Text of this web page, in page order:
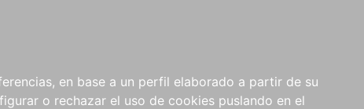
en base a un perfil elaborado a partir de su
o rechazar el uso de cookies puslando en el
NOVEDADES NOTICIAS
COMPRAS
INSTITUCIONALES